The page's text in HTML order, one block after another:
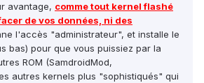
avantage, comme tout kernel flashé
de vos données, ni des
l'accès "administrateur", et installe le
bas) pour que vous puissiez par la
ROM (SamdroidMod,
autres kernels plus "sophistiqués" qui